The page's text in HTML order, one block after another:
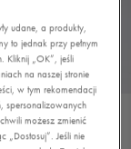
udane, a produkty,
to jednak przy pełnym
Kliknij „OK”, jeśli
na naszej stronie
w tym rekomendacji
spersonalizowanych
możesz zmienić
Jeśli nie